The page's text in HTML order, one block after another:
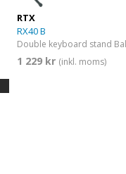
RTX
RX40 B
1 229 kr (inkl. moms)